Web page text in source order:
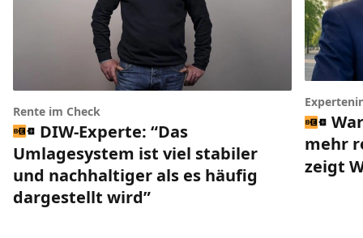
Rente im Check
DIW-Experte: “Das
Umlagesystem ist viel stabiler
und nachhaltiger als es häufig
dargestellt wird”
mehr
zeigt